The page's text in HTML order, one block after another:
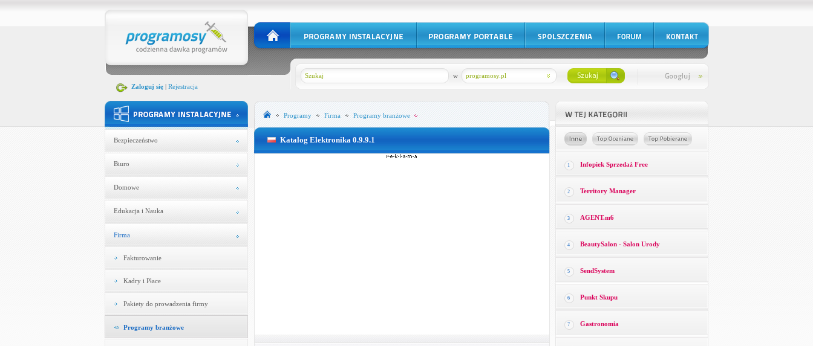
Zaloguj się| Rejestracja
programosy.pl
w
Bezpieczeństwo
Biuro
Domowe
Edukacja i Nauka
Firma
Fakturowanie
Kadry i Płace
Pakiety do prowadzenia firmy
Programy branżowe
Programy Firma Programy branżowe
Katalog Elektronika 0.9.9.1
1 Infopiek Sprzedaż Free
2 Territory Manager
3 AGENT.m6
4 BeautySalon - Salon Urody
5 SendSystem
6 Punkt Skupu
7 Gastronomia